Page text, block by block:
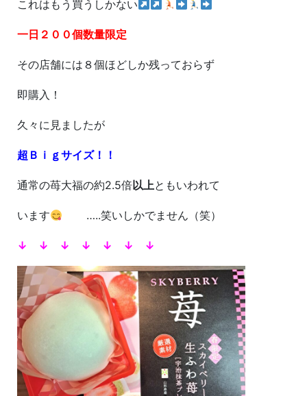
これはもう買うしかない
一日２００個数量限定
その店舗には８個ほどしか残っておらず
即購入！
久々に見ましたが
超Ｂｉｇサイズ！！
通常の苺大福の約2.5倍以上ともいわれて
います …..笑いしかでません（笑）
↓ ↓ ↓ ↓ ↓ ↓ ↓